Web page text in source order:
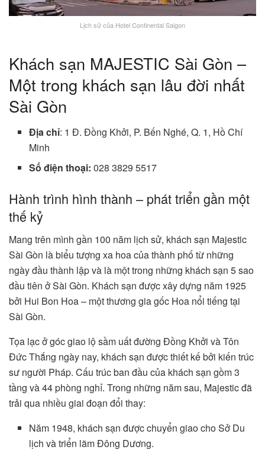
Lịch sử của Hotel Continental Saigon
Khách sạn MAJESTIC Sài Gòn –
Một trong khách sạn lâu đời nhất
Sài Gòn
Địa chỉ: 1 Đ. Đồng Khởi, P. Bến Nghé, Q. 1, Hồ Chí
Minh
Số điện thoại: 028 3829 5517
Hành trình hình thành – phát triển gần một
thế kỷ
Mang trên mình gần 100 năm lịch sử, khách sạn Majestic
Sài Gòn là biểu tượng xa hoa của thành phố từ những
ngày đầu thành lập và là một trong những khách sạn 5 sao
đầu tiên ở Sài Gòn. Khách sạn được xây dựng năm 1925
bởi Hui Bon Hoa – một thương gia gốc Hoa nổi tiếng tại
Sài Gòn.
Tọa lạc ở góc giao lộ sầm uất đường Đồng Khởi và Tôn
Đức Thắng ngày nay, khách sạn được thiết kế bởi kiến trúc
sư người Pháp. Cấu trúc ban đầu của khách sạn gồm 3
tầng và 44 phòng nghỉ. Trong những năm sau, Majestic đã
trải qua nhiều giai đoạn đổi thay:
Năm 1948, khách sạn được chuyển giao cho Sở Du
lịch và triển lãm Đông Dương.